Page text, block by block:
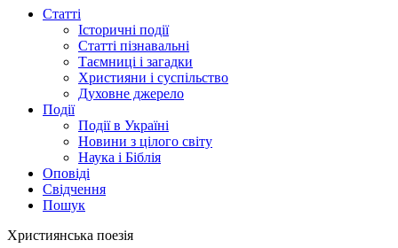
Статті
Історичні події
Статті пізнавальні
Таємниці і загадки
Християни і суспільство
Духовне джерело
Події
Події в Україні
Новини з цілого світу
Наука і Біблія
Оповіді
Свідчення
Пошук
Християнська поезія